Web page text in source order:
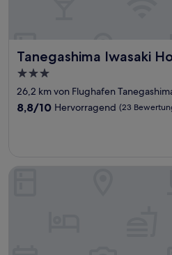
Tanegashima Iwasaki
Tanegashima Iwasaki Hotel
3.0-
Sterne-
Unterkunft
26,2 km von Flughafen
8.8
Bewertungen)
8,8/10 Hervorragend (23